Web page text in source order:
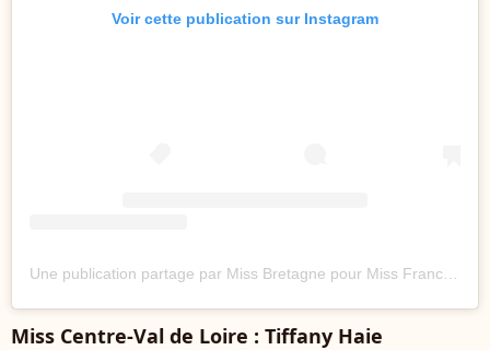
Voir cette publication sur Instagram
Miss Centre-Val de Loire : Tiffany Haie